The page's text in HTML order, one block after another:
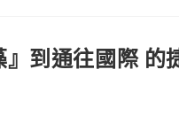
』到通往國際